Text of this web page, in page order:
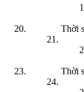
Thời
Thời